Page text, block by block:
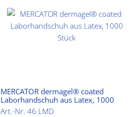
MERCATOR dermagel® coated
Laborhandschuh aus Latex, 1000
Stück
Art.-Nr. 46 LMD